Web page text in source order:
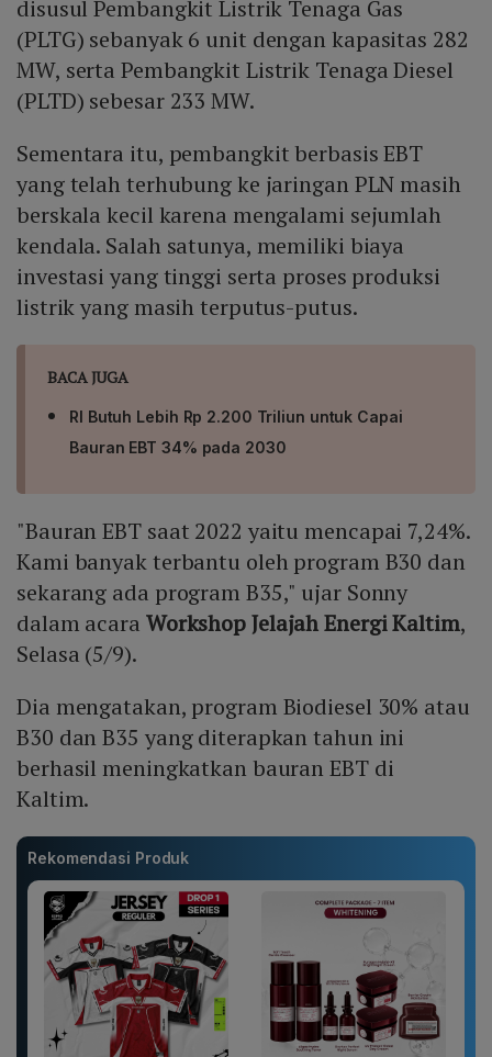
disusul Pembangkit Listrik Tenaga Gas
(PLTG) sebanyak 6 unit dengan kapasitas 282
MW, serta Pembangkit Listrik Tenaga Diesel
(PLTD) sebesar 233 MW.
Sementara itu, pembangkit berbasis EBT
yang telah terhubung ke jaringan PLN masih
berskala kecil karena mengalami sejumlah
kendala. Salah satunya, memiliki biaya
investasi yang tinggi serta proses produksi
listrik yang masih terputus-putus.
BACA JUGA
RI Butuh Lebih Rp 2.200 Triliun untuk Capai
Bauran EBT 34% pada 2030
"Bauran EBT saat 2022 yaitu mencapai 7,24%.
Kami banyak terbantu oleh program B30 dan
sekarang ada program B35," ujar Sonny
dalam acara Workshop Jelajah Energi Kaltim,
Selasa (5/9).
Dia mengatakan, program Biodiesel 30% atau
B30 dan B35 yang diterapkan tahun ini
berhasil meningkatkan bauran EBT di
Kaltim.
Rekomendasi Produk